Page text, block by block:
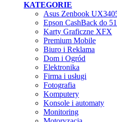
KATEGORIE
Asus Zenbook
Epson CashBack do
Karty Graficzne XFX
Premium Mobile
Biuro i Reklama
Dom i Ogród
Elektronika
Firma i usługi
Fotografia
Komputery
Konsole i automaty
Monitoring